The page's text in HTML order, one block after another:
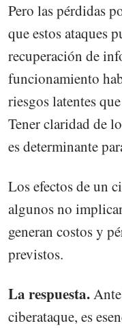
Pero las pérdidas
que estos ataques
recuperación de
funcionamiento
riesgos latentes
Tener claridad de
es determinante
Los efectos de un
algunos no
generan costos y
previstos.
La respuesta.
ciberataque, es